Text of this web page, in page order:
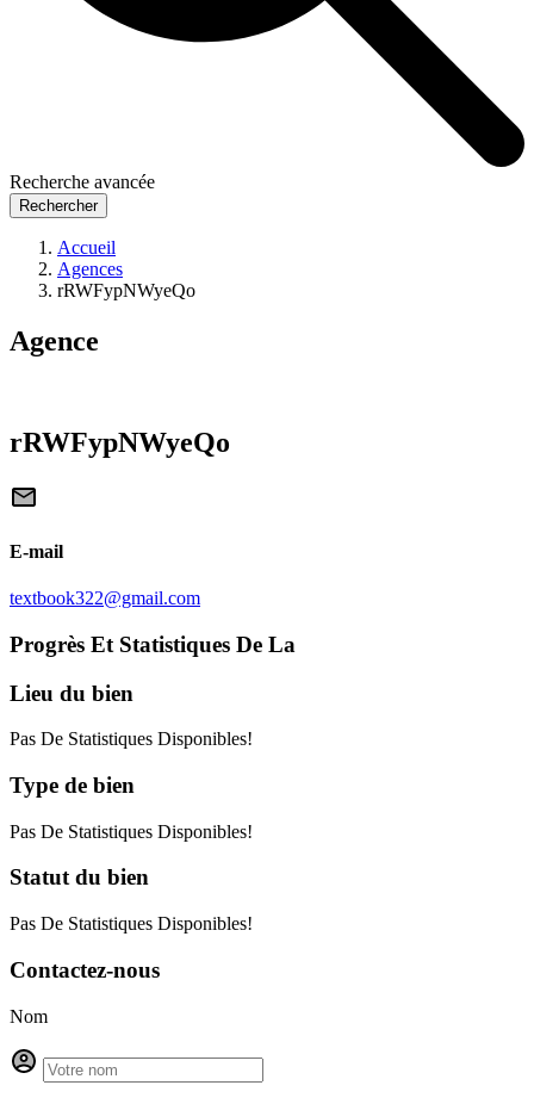
Recherche avancée
Rechercher
Accueil
Agences
rRWFypNWyeQo
Agence
rRWFypNWyeQo
E-mail
textbook322@gmail.com
Progrès Et Statistiques De La
Lieu du bien
Pas De Statistiques Disponibles!
Type de bien
Pas De Statistiques Disponibles!
Statutdu bien
Pas De Statistiques Disponibles!
Contactez-nous
Nom